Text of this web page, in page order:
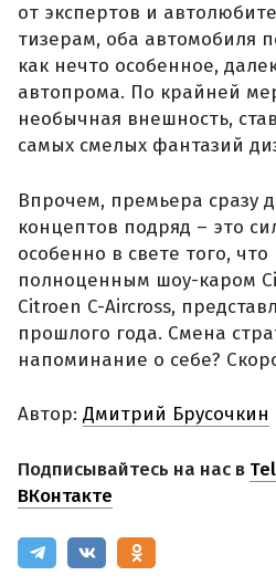
от экспертов и
тизерам, оба автомобиля
как нечто особенное,
автопрома. По крайней
необычная внешность,
самых смелых фантазий
Впрочем, премьера сразу
концептов подряд – это
особенно в свете того,
полноценным шоу-каром
Citroen C-Aircross,
прошлого года. Смена
напоминание о себе?
Автор: Дмитрий Брусочкин
Подписывайтесь на нас в
ВКонтакте